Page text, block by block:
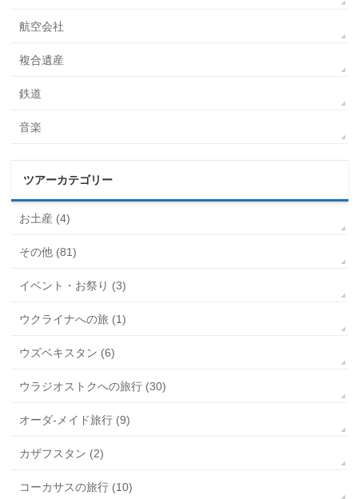
航空会社
複合遺産
鉄道
音楽
ツアーカテゴリー
お土産 (4)
その他 (81)
イベント・お祭り (3)
ウクライナへの旅 (1)
ウズベキスタン (6)
ウラジオストクへの旅行 (30)
オーダ-メイド旅行 (9)
カザフスタン (2)
コーカサスの旅行 (10)